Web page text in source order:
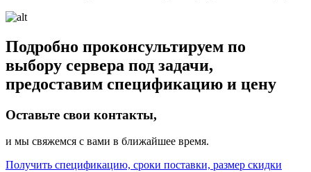
Подробно проконсультируем по
выбору сервера под задачи,
предоставим спецификацию и цену
Оставьте свои контакты,
и мы свяжемся с вами в ближайшее время.
Получить спецификацию, сроки поставки, размер скидки